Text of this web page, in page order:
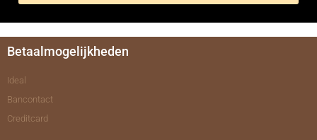
Betaalmogelijkheden
Ideal
Bancontact
Creditcard